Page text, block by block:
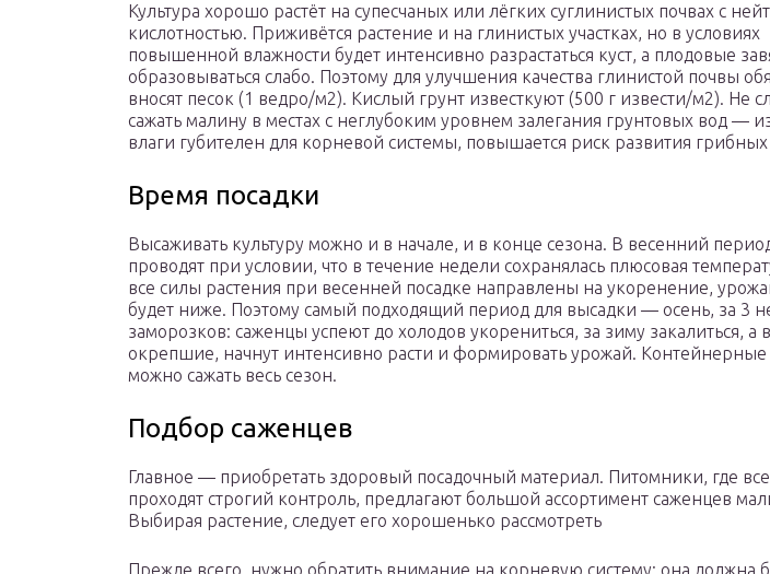
Культура хорошо растёт на супесчаных или лёгких суглинистых почвах с
кислотностью. Приживётся растение и на глинистых участках, но в условиях
повышенной влажности будет интенсивно разрастаться куст, а плодовые
образовываться слабо. Поэтому для улучшения качества глинистой почвы
вносят песок (1 ведро/м2). Кислый грунт известкуют (500 г извести/м2). Не
сажать малину в местах с неглубоким уровнем залегания грунтовых вод —
влаги губителен для корневой системы, повышается риск развития
Время посадки
Высаживать культуру можно и в начале, и в конце сезона. В весенний
проводят при условии, что в течение недели сохранялась плюсовая
все силы растения при весенней посадке направлены на укоренение,
будет ниже. Поэтому самый подходящий период для высадки — осень, за 3
заморозков: саженцы успеют до холодов укорениться, за зиму закалиться, а
окрепшие, начнут интенсивно расти и формировать урожай. Контейнерные
можно сажать весь сезон.
Подбор саженцев
Главное — приобретать здоровый посадочный материал. Питомники, где
проходят строгий контроль, предлагают большой ассортимент саженцев
Выбирая растение, следует его хорошенько рассмотреть
Прежде всего, нужно обратить внимание на корневую систему: она должна